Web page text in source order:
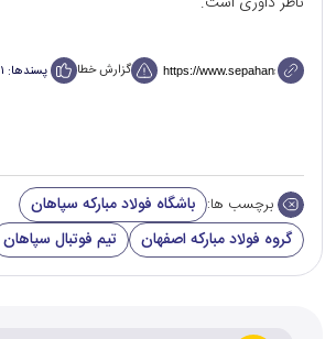
گزارش خطا پسندها: ۱
برچسب ها: باشگاه فولاد مبارکه سپاهان
گروه فولاد مبارکه اصفهان
تیم فوتبال سپاهان